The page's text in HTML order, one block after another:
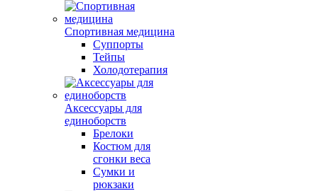
Спортивная медицина
Суппорты
Тейпы
Холодотерапия
Аксессуары для
единоборств
Брелоки
Костюм для
сгонки веса
Сумки и
рюкзаки